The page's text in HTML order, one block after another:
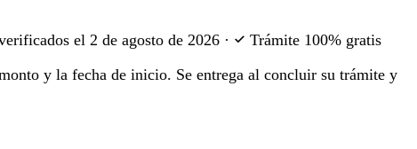
el 2 de agosto de 2026 ·
Trámite 100% gratis
y la fecha de inicio. Se entrega al concluir su trámite y